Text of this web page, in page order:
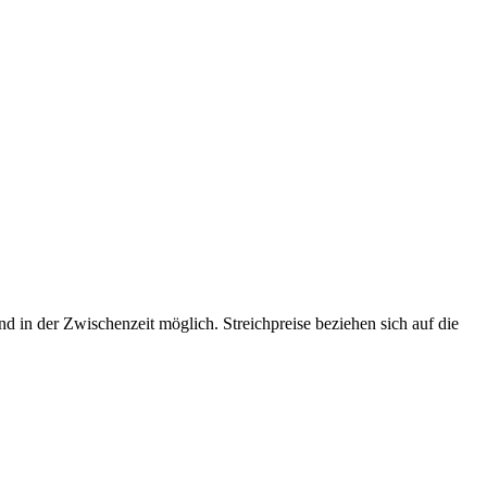
in der Zwischenzeit möglich. Streichpreise beziehen sich auf die